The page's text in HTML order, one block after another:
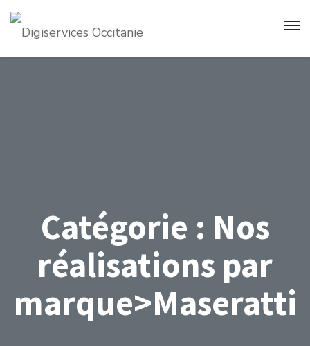
Catégorie : Nos
réalisations par
marque>Maseratti